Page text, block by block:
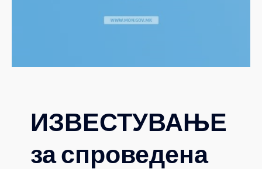
ИЗВЕСТУВАЊЕ
за спроведена